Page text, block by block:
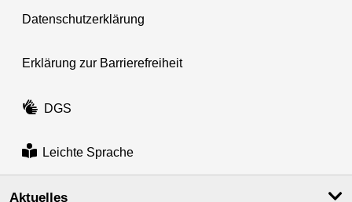
Datenschutzerklärung
Erklärung zur Barrierefreiheit
DGS
Leichte Sprache
Aktuelles